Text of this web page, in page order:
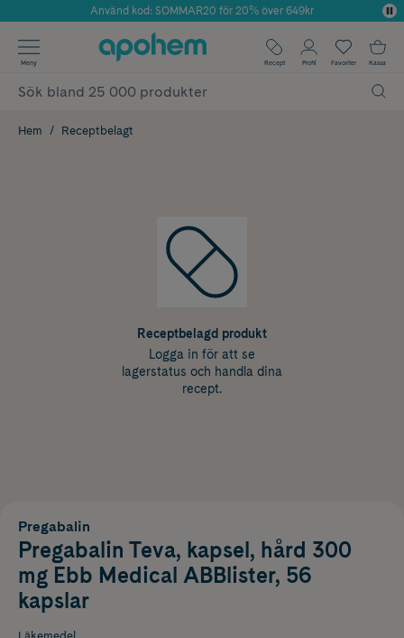
Årets Butik 2025 inom Skönhet
Använd kod: SOMMAR20 för 20% över 649kr
✓ Fri frakt
✓ Poäng på alla köp*
Meny Recept Profil Favoriter Kassa
Hem Receptbelagt
Receptbelagd produkt
Logga in för att se
lagerstatus och handla dina
recept.
Pregabalin
Pregabalin Teva, kapsel, hård 300
mg Ebb Medical ABBlister, 56
kapslar